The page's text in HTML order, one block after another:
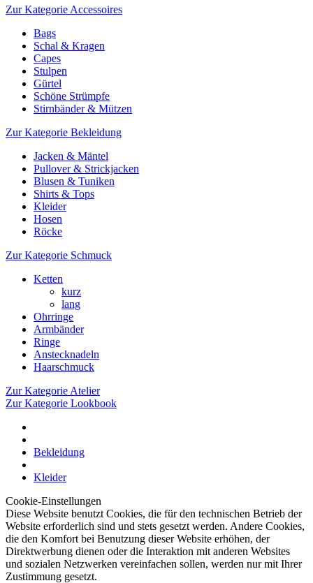
Zur Kategorie Accessoires
Bags
Schal & Kragen
Capes
Stulpen
Gürtel
Schöne Strümpfe
Stirnbänder & Mützen
Zur Kategorie Bekleidung
Jacken & Mäntel
Pullover & Strickjacken
Blusen & Tuniken
Shirts & Tops
Kleider
Hosen
Röcke
Zur Kategorie Schmuck
Ketten
kurz
lang
Ohrringe
Armbänder
Ringe
Anstecknadeln
Haarschmuck
Zur Kategorie Atelier
Zur Kategorie Lookbook
Bekleidung
Kleider
Cookie-Einstellungen
Diese Website benutzt Cookies, die für den technischen Betrieb der
Website erforderlich sind und stets gesetzt werden. Andere Cookies,
die den Komfort bei Benutzung dieser Website erhöhen, der
Direktwerbung dienen oder die Interaktion mit anderen Websites
und sozialen Netzwerken vereinfachen sollen, werden nur mit Ihrer
Zustimmung gesetzt.